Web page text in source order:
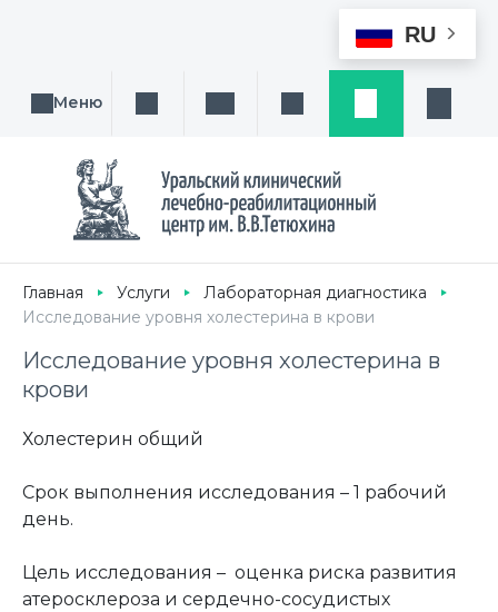
RU
Меню Поиск услуги, направления или врача
Написать намЗаказ звонка
Главная Услуги
Лабораторная диагностика
Исследование уровня холестерина в крови
Исследование уровня холестерина в
крови
Холестерин общий
Срок выполнения исследования – 1 рабочий
день.
Цель исследования – оценка риска развития
атеросклероза и сердечно-сосудистых